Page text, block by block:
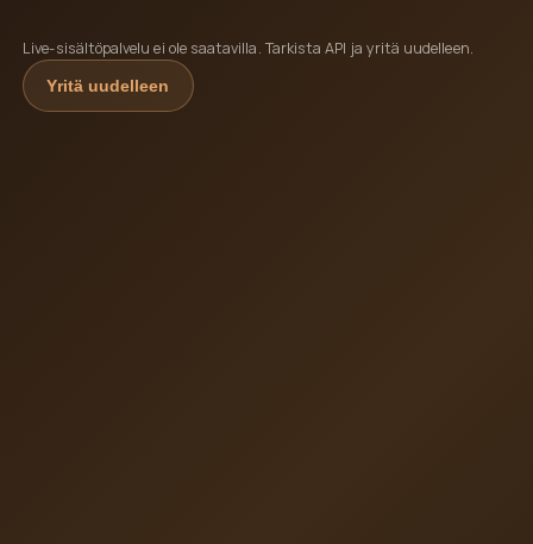
Live-sisältöpalvelu ei ole saatavilla. Tarkista API ja yritä uudelleen.
Yritä uudelleen